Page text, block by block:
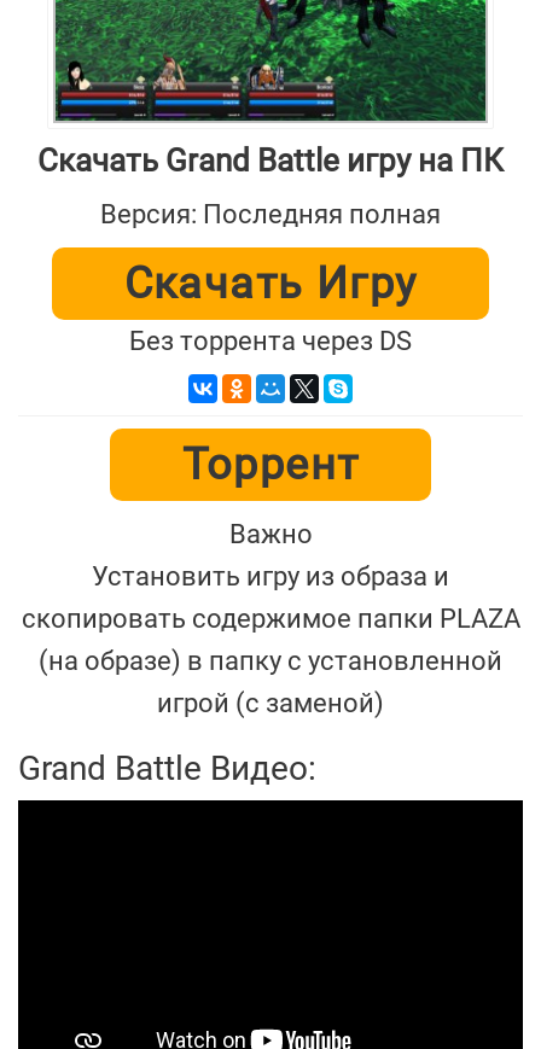
Скачать Grand Battle игру на ПК
Версия: Последняя полная
Скачать Игру
Без торрента через DS
Торрент
Важно
Установить игру из образа и
скопировать содержимое папки PLAZA
(на образе) в папку с установленной
игрой (с заменой)
Grand Battle Видео: